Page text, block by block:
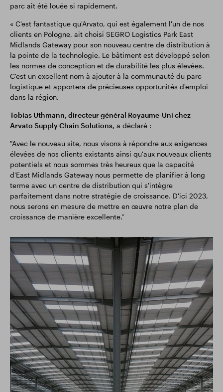
parc ait été louée si rapidement.
« C'est fantastique qu'Arvato, qui est également l'un de nos
clients en Pologne, ait choisi SEGRO Logistics Park East
Midlands Gateway pour son nouveau centre de distribution à
la pointe de la technologie. Le bâtiment est développé selon
les normes de conception et de durabilité les plus élevées.
C'est un excellent nom à ajouter à la communauté du parc
logistique et apportera de précieuses opportunités d'emploi
dans la région.
Tobias Uthmann, directeur général Royaume-Uni chez
Arvato Supply Chain Solutions, a déclaré :
"Avec le nouveau site, nous visons à répondre aux exigences
élevées de nos clients existants ainsi qu'aux nouveaux clients
potentiels et nous sommes très heureux que la capacité
d'East Midlands Gateway nous permette de planifier à long
terme avec un centre de distribution qui s'intègre
parfaitement dans notre stratégie de croissance. D'ici 2023,
nous serons en mesure de mettre en œuvre notre plan de
croissance de manière excellente."